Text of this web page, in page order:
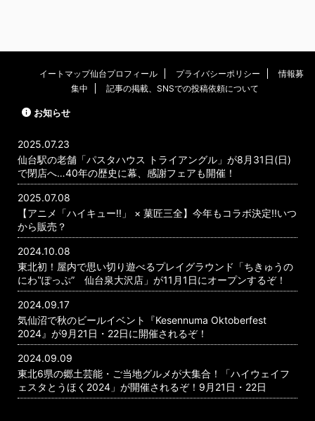
イートマップ仙台プロフィール プライバシーポリシー
情報募
集中
記事の掲載、SNSでの投稿依頼について
お知らせ
2025.07.23
仙台駅の老舗「パスタハウス トライアングル」が8月31日(日)
で閉店へ…40年の歴史に幕、感謝フェアも開催！
2025.07.08
【アニメ「ハイキュー!!」 × 菓匠三全】今年もコラボ決定!!いつ
から販売？
2024.10.08
東北初！屋内で思い切り遊べるプレイグラウンド「ちきゅうの
にわ‟ぽっぷ” 仙台泉大沢店」が11月1日にオープンするぞ！
2024.09.17
気仙沼で秋のビールイベント『Kesennuma Oktoberfest
2024』が9月21日・22日に開催されるぞ！
2024.09.09
東北6県の郷土芸能・ご当地グルメが大集合！「ハイウェイフ
ェスタとうほく2024」が開催されるぞ！9月21日・22日